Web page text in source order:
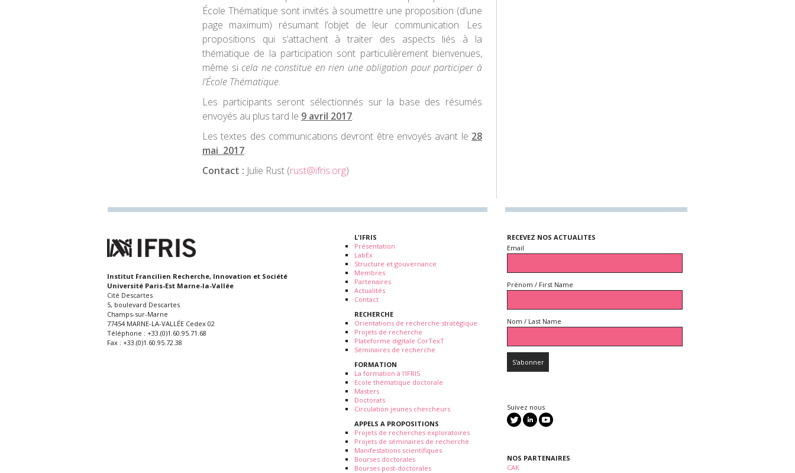
École Thématique sont invités à soumettre une proposition (d’une
page maximum) résumant l’objet de leur communication. Les
propositions qui s’attachent à traiter des aspects liés à la
thématique de la participation sont particulièrement bienvenues,
même si cela ne constitue en rien une obligation pour participer à
l’École Thématique.
Les participants seront sélectionnés sur la base des résumés
envoyés au plus tard le 9 avril 2017.
Les textes des communications devront être envoyés avant le 28
mai 2017.
Contact : Julie Rust (rust@ifris.org)
Institut Francilien Recherche, Innovation et Société
Université Paris-Est Marne-la-Vallée
Cité Descartes
5, boulevard Descartes
Champs-sur-Marne
77454 MARNE-LA-VALLÉE Cedex 02
Téléphone : +33.(0)1.60.95.71.68
Fax : +33.(0)1.60.95.72.38
L'IFRIS
Présentation
LabEx
Structure et gouvernance
Membres
Partenaires
Actualités
Contact
RECHERCHE
Orientations de recherche stratégique
Projets de recherche
Plateforme digitale CorTexT
Séminaires de recherche
FORMATION
La formation à l'IFRIS
Ecole thématique doctorale
Masters
Doctorats
Circulation jeunes chercheurs
APPELS A PROPOSITIONS
Projets de recherches exploratoires
Projets de séminaires de recherche
Manifestations scientifiques
Bourses doctorales
Bourses post-doctorales
RECEVEZ NOS ACTUALITES
Email
Prénom / First Name
Nom / Last Name
Suivez nous
NOS PARTENAIRES
CAK